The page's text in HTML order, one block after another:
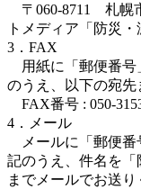
〒060-8711 札幌
トメディア「防災
3．FAX
用紙に「郵便番号
のうえ、以下の宛先
FAX番号 : 050-
4．メール
メールに「郵便番
記のうえ、件名を
までメールでお送り